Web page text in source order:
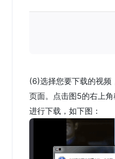
(6)选择您要下载的视频
页面。点击图5的右上
进行下载，如下图：